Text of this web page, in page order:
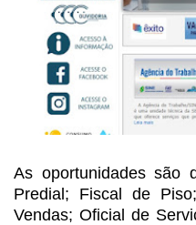
As oportunidades são
Predial; Fiscal de
Vendas; Oficial de